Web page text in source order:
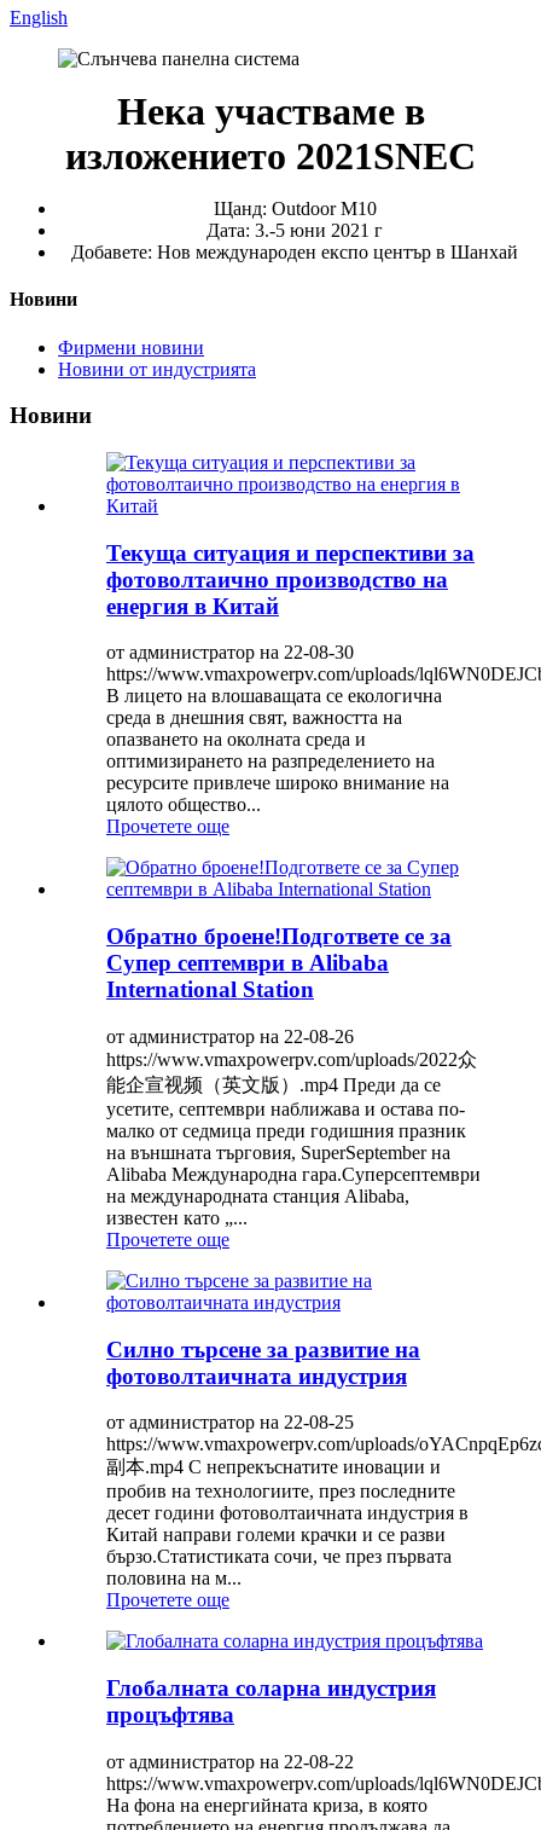
English
Нека участваме в
изложението 2021SNEC
Щанд: Outdoor M10
Дата: 3.-5 юни 2021 г
Добавете: Нов международен експо център в Шанхай
Новини
Фирмени новини
Новини от индустрията
Новини
Текуща ситуация и перспективи за
фотоволтаично производство на
енергия в Китай
от администратор на 22-08-30
https://www.vmaxpowerpv.com/uploads/
В лицето на влошаващата се екологична
среда в днешния свят, важността на
опазването на околната среда и
оптимизирането на разпределението на
ресурсите привлече широко внимание на
цялото общество...
Прочетете още
Обратно броене!Подгответе се за
Супер септември в Alibaba
International Station
от администратор на 22-08-26
https://www.vmaxpowerpv.com/uploads/2022众
能企宣视频（英文版）.mp4 Преди да се
усетите, септември наближава и остава по-
малко от седмица преди годишния празник
на външната търговия, SuperSeptember на
Alibaba Международна гара.Суперсептември
на международната станция Alibaba,
известен като „...
Прочетете още
Силно търсене за развитие на
фотоволтаичната индустрия
от администратор на 22-08-25
https://www.vmaxpowerpv.com/uploads/
副本.mp4 С непрекъснатите иновации и
пробив на технологиите, през последните
десет години фотоволтаичната индустрия в
Китай направи големи крачки и се разви
бързо.Статистиката сочи, че през първата
половина на м...
Прочетете още
Глобалната соларна индустрия
процъфтява
от администратор на 22-08-22
https://www.vmaxpowerpv.com/uploads/
На фона на енергийната криза, в която